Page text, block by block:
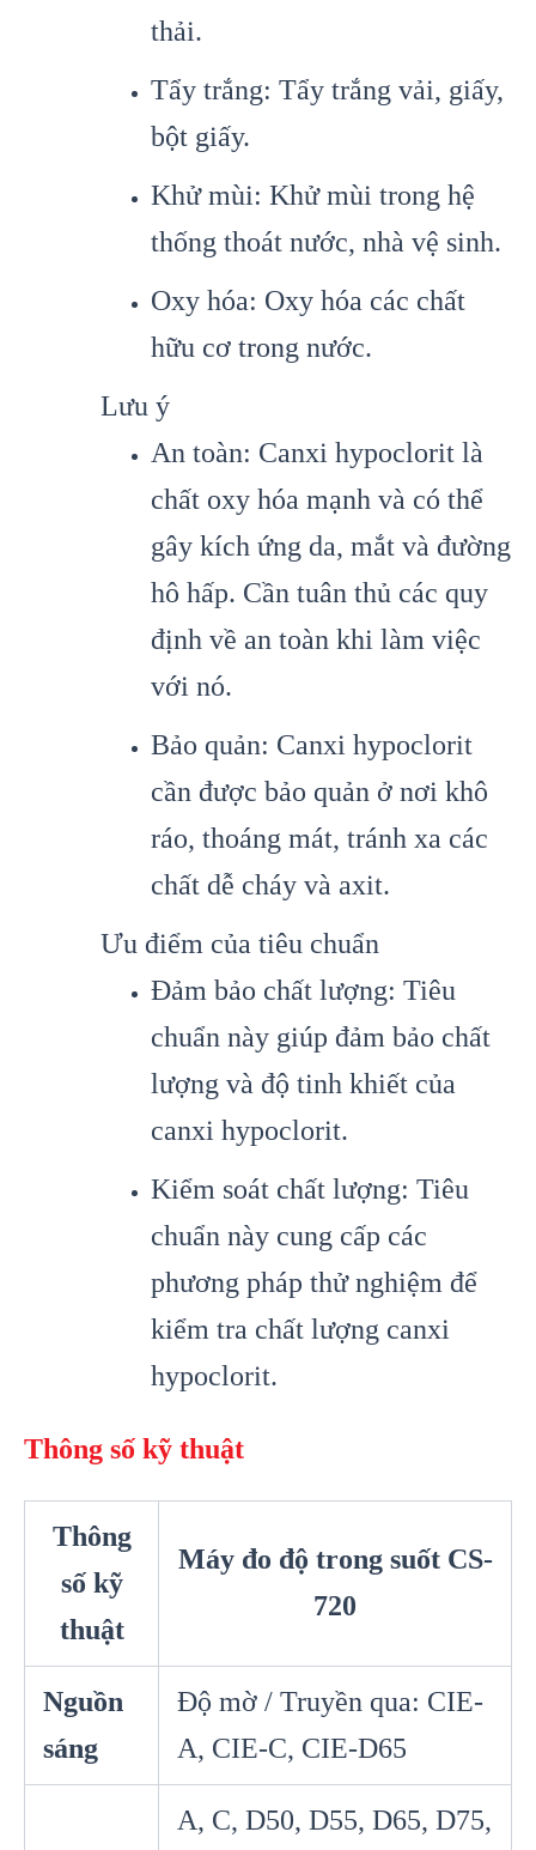
thải.
Tẩy trắng: Tẩy trắng vải, giấy,
bột giấy.
Khử mùi: Khử mùi trong hệ
thống thoát nước, nhà vệ sinh.
Oxy hóa: Oxy hóa các chất
hữu cơ trong nước.
Lưu ý
An toàn: Canxi hypoclorit là
chất oxy hóa mạnh và có thể
gây kích ứng da, mắt và đường
hô hấp. Cần tuân thủ các quy
định về an toàn khi làm việc
với nó.
Bảo quản: Canxi hypoclorit
cần được bảo quản ở nơi khô
ráo, thoáng mát, tránh xa các
chất dễ cháy và axit.
Ưu điểm của tiêu chuẩn
Đảm bảo chất lượng: Tiêu
chuẩn này giúp đảm bảo chất
lượng và độ tinh khiết của
canxi hypoclorit.
Kiểm soát chất lượng: Tiêu
chuẩn này cung cấp các
phương pháp thử nghiệm để
kiểm tra chất lượng canxi
hypoclorit.
Thông số kỹ thuật
Thông
số kỹ
thuật
Máy đo độ trong suốt CS-
720
Nguồn
sáng
Độ mờ / Truyền qua: CIE-
A, CIE-C, CIE-D65
A, C, D50, D55, D65, D75,